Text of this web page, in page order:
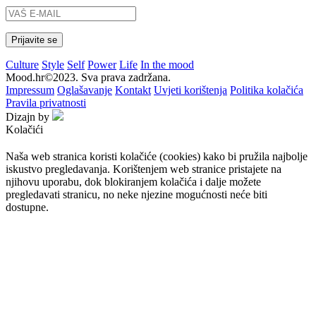
Culture Style Self Power Life In the mood
Mood.hr©2023. Sva prava zadržana.
Impressum Oglašavanje Kontakt Uvjeti korištenja Politika kolačića
Pravila privatnosti
Dizajn by
Kolačići
Naša web stranica koristi kolačiće (cookies) kako bi pružila najbolje
iskustvo pregledavanja. Korištenjem web stranice pristajete na
njihovu uporabu, dok blokiranjem kolačića i dalje možete
pregledavati stranicu, no neke njezine mogućnosti neće biti
dostupne.